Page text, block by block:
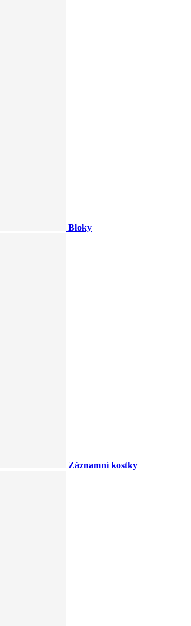
Bloky
Záznamní kostky